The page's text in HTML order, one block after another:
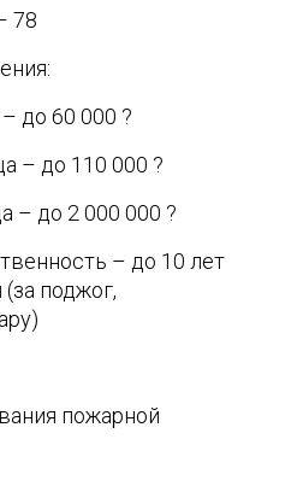
78
до 60 000 ?
– до 110 000 ?
– до 2 000 000 ?
– до 10 лет
поджог,
пожарной